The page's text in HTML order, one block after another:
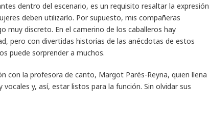
dentro del escenario, es un requisito resaltar la expresión
deben utilizarlo. Por supuesto, mis compañeras
muy discreto. En el camerino de los caballeros hay
pero con divertidas historias de las anécdotas de estos
puede sorprender a muchos.
con la profesora de canto, Margot Parés-Reyna, quien llena
y, así, estar listos para la función. Sin olvidar sus